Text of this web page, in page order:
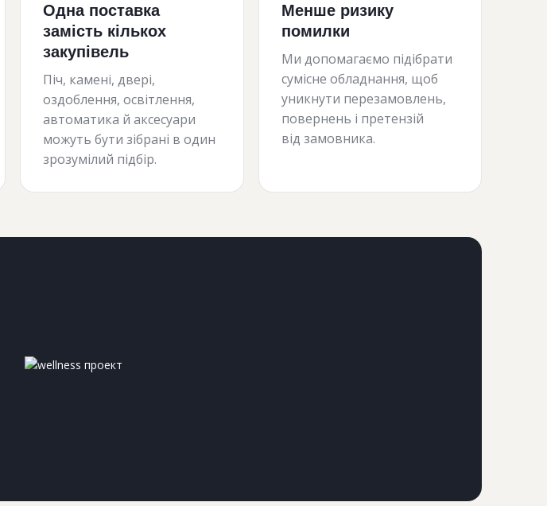
Одна поставка
замість кількох
закупівель
Піч, камені, двері,
оздоблення, освітлення,
автоматика й аксесуари
можуть бути зібрані в один
зрозумілий підбір.
Менше ризику
помилки
Ми допомагаємо підібрати
сумісне обладнання, щоб
уникнути перезамовлень,
повернень і претензій
від замовника.